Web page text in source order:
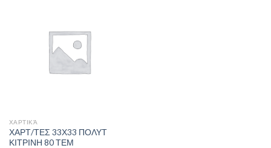
ΧΑΡΤΙΚΆ
ΧΑΡΤ/ΤΕΣ 33Χ33 ΠΟΛΥΤ
ΚΙΤΡΙΝΗ 80 ΤΕΜ